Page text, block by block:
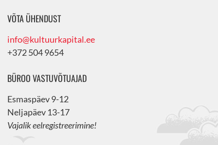
VÕTA ÜHENDUST
info@kultuurkapital.ee
+372 504 9654
BÜROO VASTUVÕTUAJAD
Esmaspäev 9-12
Neljapäev 13-17
Vajalik eelregistreerimine!